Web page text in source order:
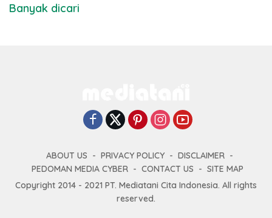
Banyak dicari
ABOUT US PRIVACY POLICY
DISCLAIMER
PEDOMAN MEDIA CYBER
CONTACT US
SITE MAP
Copyright 2014 - 2021 PT. Mediatani Cita Indonesia. All rights
reserved.